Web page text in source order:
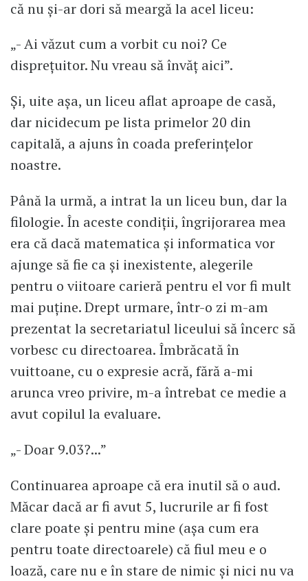
că nu și-ar dori să meargă la acel liceu:
„- Ai văzut cum a vorbit cu noi? Ce
disprețuitor. Nu vreau să învăț aici”.
Și, uite așa, un liceu aflat aproape de casă,
dar nicidecum pe lista primelor 20 din
capitală, a ajuns în coada preferințelor
noastre.
Până la urmă, a intrat la un liceu bun, dar la
filologie. În aceste condiții, îngrijorarea mea
era că dacă matematica și informatica vor
ajunge să fie ca și inexistente, alegerile
pentru o viitoare carieră pentru el vor fi mult
mai puține. Drept urmare, într-o zi m-am
prezentat la secretariatul liceului să încerc să
vorbesc cu directoarea. Îmbrăcată în
vuittoane, cu o expresie acră, fără a-mi
arunca vreo privire, m-a întrebat ce medie a
avut copilul la evaluare.
„- Doar 9.03?...”
Continuarea aproape că era inutil să o aud.
Măcar dacă ar fi avut 5, lucrurile ar fi fost
clare poate și pentru mine (așa cum era
pentru toate directoarele) că fiul meu e o
loază, care nu e în stare de nimic și nici nu va